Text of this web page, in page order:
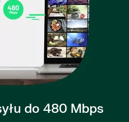
do 480 Mbps